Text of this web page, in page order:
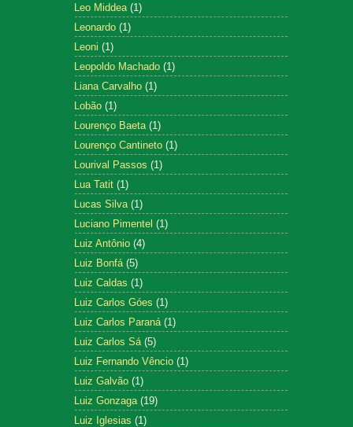
Leo Middea (1)
Leonardo (1)
Leoni (1)
Leopoldo Machado (1)
Liana Carvalho (1)
Lobão (1)
Lourenço Baeta (1)
Lourenço Cantineto (1)
Lourival Passos (1)
Lua Tatit (1)
Lucas Silva (1)
Luciano Pimentel (1)
Luiz Antônio (4)
Luiz Bonfá (5)
Luiz Caldas (1)
Luiz Carlos Góes (1)
Luiz Carlos Paraná (1)
Luiz Carlos Sá (5)
Luiz Fernando Vêncio (1)
Luiz Galvão (1)
Luiz Gonzaga (19)
Luiz Iglesias (1)